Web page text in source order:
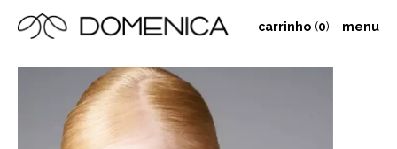
menu
carrinho (0)